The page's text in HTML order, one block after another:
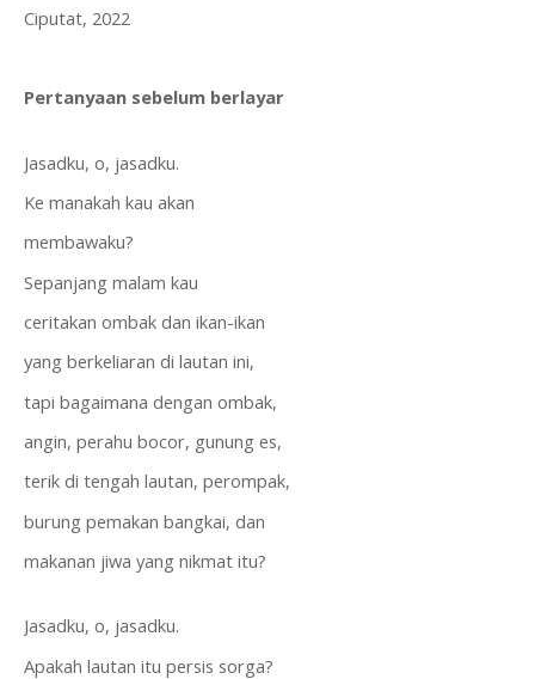
Ciputat, 2022
Pertanyaan sebelum berlayar
Jasadku, o, jasadku.
Ke manakah kau akan
membawaku?
Sepanjang malam kau
ceritakan ombak dan ikan-ikan
yang berkeliaran di lautan ini,
tapi bagaimana dengan ombak,
angin, perahu bocor, gunung es,
terik di tengah lautan, perompak,
burung pemakan bangkai, dan
makanan jiwa yang nikmat itu?
Jasadku, o, jasadku.
Apakah lautan itu persis sorga?